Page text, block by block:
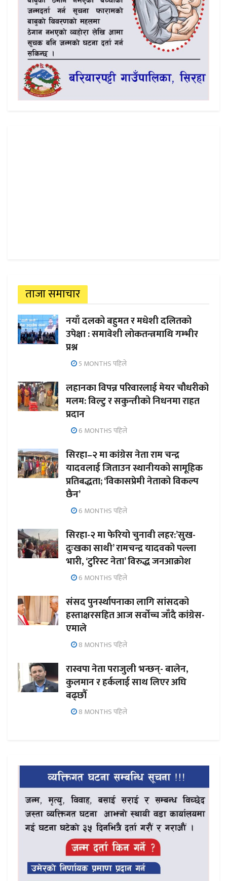
ताजा समाचार
नयाँ दलको बहुमत र मधेशी दलितको
उपेक्षा : समावेशी लोकतन्त्रमाथि गम्भीर
प्रश्न
5 MONTHS पहिले
लहानका विपन्न परिवारलाई मेयर चौधरीको
मलम: विल्टु र सकुन्तीको निधनमा राहत
प्रदान
6 MONTHS पहिले
सिरहा–२ मा कांग्रेस नेता राम चन्द्र
यादवलाई जिताउन स्थानीयको सामूहिक
प्रतिबद्धता; ‘विकासप्रेमी नेताको विकल्प
छैन’
6 MONTHS पहिले
सिरहा-२ मा फेरियो चुनावी लहर:’सुख-
दुःखका साथी’ रामचन्द्र यादवको पल्ला
भारी, ‘टुरिस्ट नेता’ विरुद्ध जनआक्रोश
6 MONTHS पहिले
संसद पुनर्स्थापनाका लागि सांसदको
हस्ताक्षरसहित आज सर्वोच्च जाँदै कांग्रेस-
एमाले
8 MONTHS पहिले
रास्वपा नेता पराजुली भन्छन्- बालेन,
कुलमान र हर्कलाई साथ लिएर अघि
बढ्छौँ
8 MONTHS पहिले